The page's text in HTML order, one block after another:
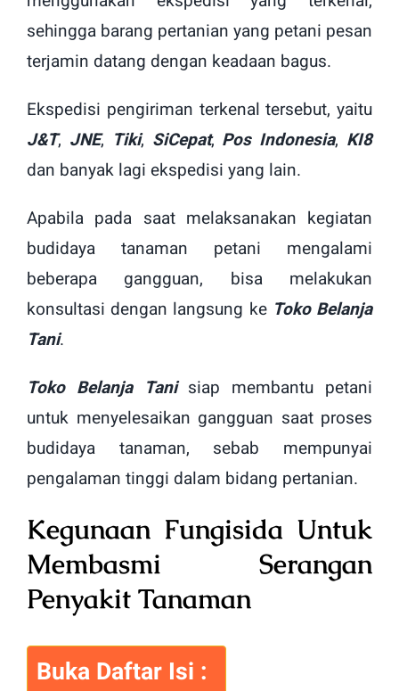
sehingga barang pertanian yang petani pesan
terjamin datang dengan keadaan bagus.
Ekspedisi pengiriman terkenal tersebut, yaitu
J&T, JNE, Tiki, SiCepat, Pos Indonesia, KI8
dan banyak lagi ekspedisi yang lain.
Apabila pada saat melaksanakan kegiatan
budidaya tanaman petani mengalami
beberapa gangguan, bisa melakukan
konsultasi dengan langsung ke Toko Belanja
Tani.
Toko Belanja Tanisiap membantu petani
untuk menyelesaikan gangguan saat proses
budidaya tanaman, sebab mempunyai
pengalaman tinggi dalam bidang pertanian.
Kegunaan Fungisida Untuk
Membasmi Serangan
Penyakit Tanaman
Buka Daftar Isi :